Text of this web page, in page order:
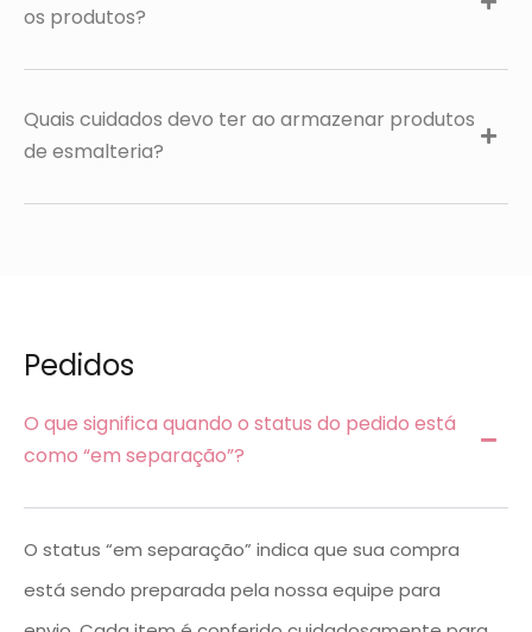
os produtos?
Quais cuidados devo ter ao armazenar produtos
de esmalteria?
Pedidos
O que significa quando o status do pedido está
como “em separação”?
O status “em separação” indica que sua compra
está sendo preparada pela nossa equipe para